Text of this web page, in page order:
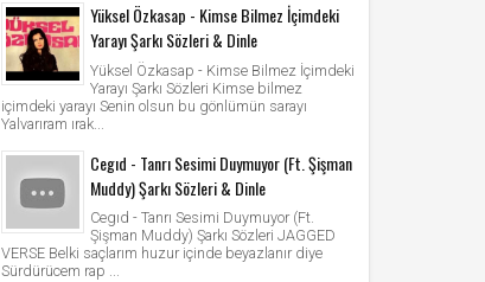
Yüksel Özkasap - Kimse Bilmez İçimdeki
Yarayı Şarkı Sözleri & Dinle
Yüksel Özkasap - Kimse Bilmez İçimdeki
Yarayı Şarkı Sözleri Kimse bilmez
içimdeki yarayı Senin olsun bu gönlümün sarayı
Yalvarıram ırak...
Cegıd - Tanrı Sesimi Duymuyor (Ft. Şişman
Muddy) Şarkı Sözleri & Dinle
Cegıd - Tanrı Sesimi Duymuyor (Ft.
Şişman Muddy) Şarkı Sözleri JAGGED
VERSE Belki saçlarım huzur içinde beyazlanır diye
Sürdürücem rap ...